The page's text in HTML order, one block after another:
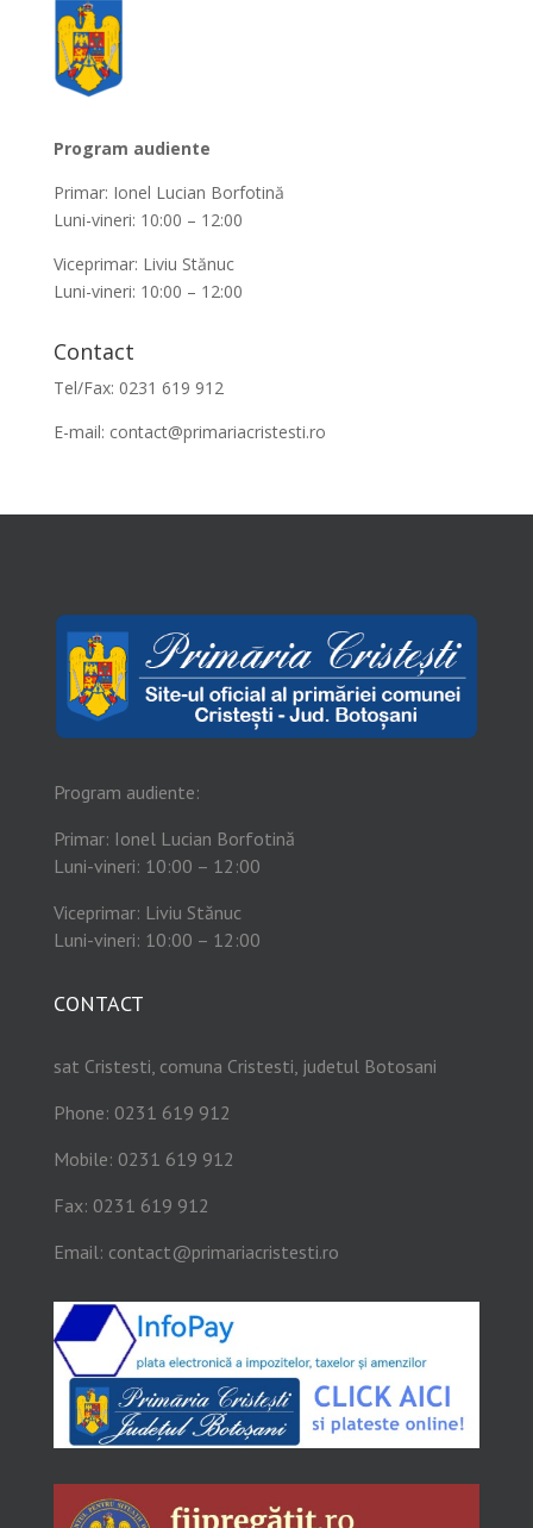
Program audiente
Primar: Ionel Lucian Borfotină
Luni-vineri: 10:00 – 12:00
Viceprimar: Liviu Stănuc
Luni-vineri: 10:00 – 12:00
Contact
Tel/Fax: 0231 619 912
E-mail: contact@primariacristesti.ro
Program audiente:
Primar: Ionel Lucian Borfotină
Luni-vineri: 10:00 – 12:00
Viceprimar: Liviu Stănuc
Luni-vineri: 10:00 – 12:00
CONTACT
sat Cristesti, comuna Cristesti, judetul Botosani
Phone: 0231 619 912
Mobile: 0231 619 912
Fax: 0231 619 912
Email: contact@primariacristesti.ro